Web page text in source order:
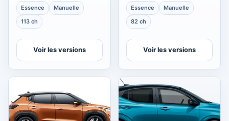
Essence
Manuelle
113 ch
Voir les versions
Essence
Manuelle
82 ch
Voir les versions